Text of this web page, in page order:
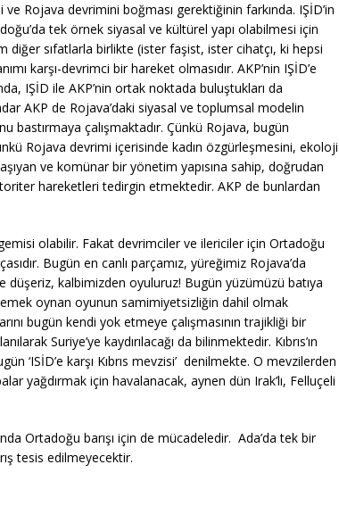
Rojava devrimini boğması gerektiğinin farkında. IŞİD’in
tek örnek siyasal ve kültürel yapı olabilmesi için
sıfatlarla birlikte (ister faşist, ister cihatçı, ki hepsi
karşı-devrimci bir hareket olmasıdır. AKP’nin IŞİD’e
IŞİD ile AKP’nin ortak noktada buluştukları da
AKP de Rojava’daki siyasal ve toplumsal modelin
bastırmaya çalışmaktadır. Çünkü Rojava, bugün
Rojava devrimi içerisinde kadın özgürleşmesini, ekoloji
ve komünar bir yönetim yapısına sahip, doğrudan
hareketleri tedirgin etmektedir. AKP de bunlardan
olabilir. Fakat devrimciler ve ilericiler için Ortadoğu
Bugün en canlı parçamız, yüreğimiz Rojava’da
düşeriz, kalbimizden oyuluruz! Bugün yüzümüzü batıya
oynan oyunun samimiyetsizliğin dahil olmak
bugün kendi yok etmeye çalışmasının trajikliği bir
Suriye’ye kaydırılacağı da bilinmektedir. Kıbrıs’ın
‘ISİD’e karşı Kıbrıs mevzisi’ denilmekte. O mevzilerden
yağdırmak için havalanacak, aynen dün Irak’lı, Felluçeli
Ortadoğu barışı için de mücadeledir. Ada’da tek bir
tesis edilmeyecektir.